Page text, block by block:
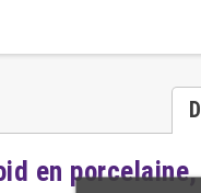
en